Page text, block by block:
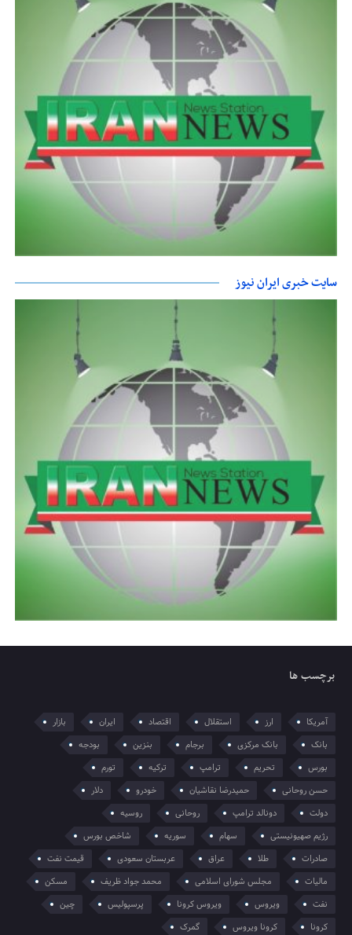
سایت خبری ایران نیوز
برچسب ها
آمریکا ارز استقلال اقتصاد ایران
بازار
بانک
بانک مرکزی برجام بنزین
بودجه
بورس
تحریم ترامپ ترکیه
تورم
حسن روحانی
حمیدرضا نقاشیان خودرو
دلار
دولت
دونالد ترامپ روحانی
روسیه
رژیم صهیونیستی
سهام سوریه
شاخص بورس
صادرات
طلا عراق عربستان سعودی
قیمت نفت
مالیات
مجلس شورای اسلامی محمد جواد ظریف
مسکن
نفت
ویروس ویروس کرونا پرسپولیس
چین
کرونا
کرونا ویروس گمرک